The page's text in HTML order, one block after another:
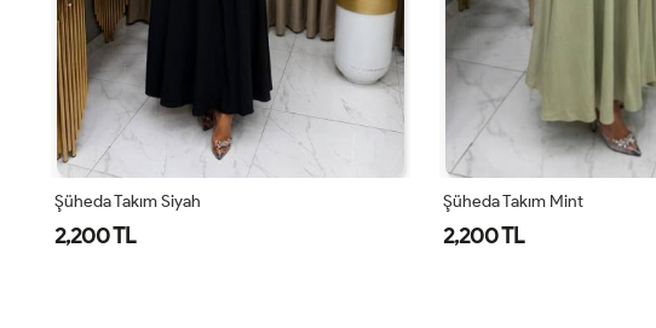
Şüheda Takım Siyah
2,200 TL
Şüheda Takım Mint
2,200 TL